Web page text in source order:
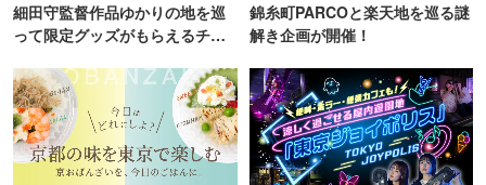
細田守監督作品ゆかりの地を巡
って限定グッズがもらえるチャ
錦糸町PARCOと楽天地を巡る謎
解き企画が開催！